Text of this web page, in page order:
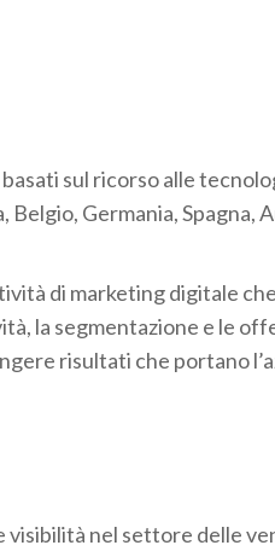
sul ricorso alle
Germania, Spagna,
di marketing digitale
la segmentazione e le
risultati che portano
visibilità nel settore delle